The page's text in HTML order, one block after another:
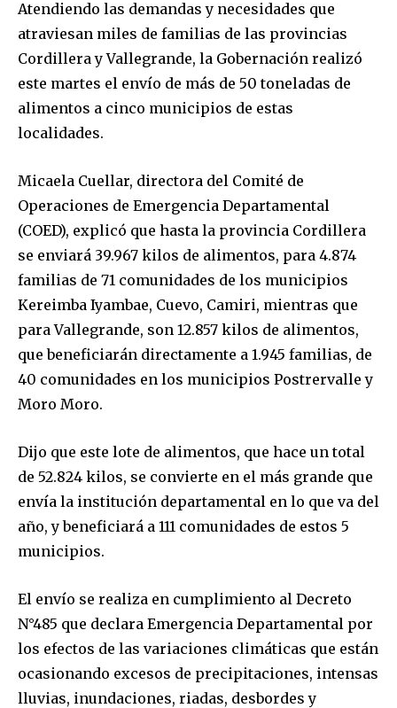
Atendiendo las demandas y necesidades que
atraviesan miles de familias de las provincias
Cordillera y Vallegrande, la Gobernación realizó
este martes el envío de más de 50 toneladas de
alimentos a cinco municipios de estas
localidades.
Micaela Cuellar, directora del Comité de
Operaciones de Emergencia Departamental
(COED), explicó que hasta la provincia Cordillera
se enviará 39.967 kilos de alimentos, para 4.874
familias de 71 comunidades de los municipios
Kereimba Iyambae, Cuevo, Camiri, mientras que
para Vallegrande, son 12.857 kilos de alimentos,
que beneficiarán directamente a 1.945 familias, de
40 comunidades en los municipios Postrervalle y
Moro Moro.
Dijo que este lote de alimentos, que hace un total
de 52.824 kilos, se convierte en el más grande que
envía la institución departamental en lo que va del
año, y beneficiará a 111 comunidades de estos 5
municipios.
El envío se realiza en cumplimiento al Decreto
N°485 que declara Emergencia Departamental por
los efectos de las variaciones climáticas que están
ocasionando excesos de precipitaciones, intensas
lluvias, inundaciones, riadas, desbordes y